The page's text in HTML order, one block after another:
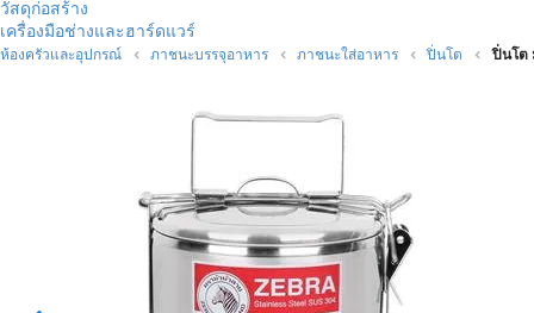
วัสดุก่อสร้าง
เครื่องมือช่างและฮาร์ดแวร์
ห้องครัวและอุปกรณ์ ภาชนะบรรจุอาหาร ภาชนะใส่อาหาร ปิ่นโต ปิ่นโต